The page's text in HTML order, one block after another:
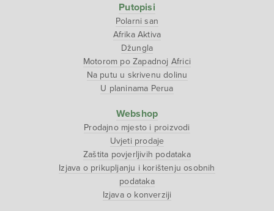
Putopisi
Polarni san
Afrika Aktiva
Džungla
Motorom po Zapadnoj Africi
Na putu u skrivenu dolinu
U planinama Perua
Webshop
Prodajno mjesto i proizvodi
Uvjeti prodaje
Zaštita povjerljivih podataka
Izjava o prikupljanju i korištenju osobnih
podataka
Izjava o konverziji